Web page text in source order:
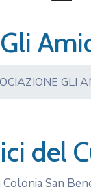
GLI
del
San